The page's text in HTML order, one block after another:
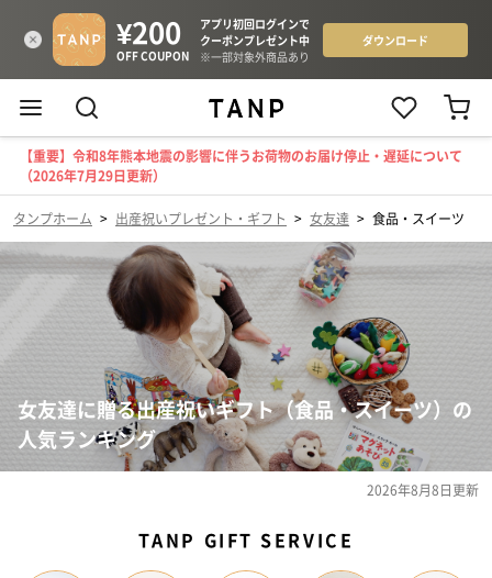
【重要】令和8年熊本地震の影響に伴うお荷物のお届け停止・遅延について
（2026年7月29日更新）
タンプホーム > 出産祝いプレゼント・ギフト > 女友達 > 食品・スイーツ
女友達に贈る出産祝いギフト（食品・スイーツ）の
人気ランキング
2026年8月8日更新
TANP GIFT SERVICE